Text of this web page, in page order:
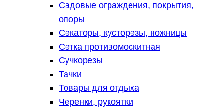
Садовые ограждения, покрытия,
опоры
Секаторы, кусторезы, ножницы
Сетка противомоскитная
Сучкорезы
Тачки
Товары для отдыха
Черенки, рукоятки